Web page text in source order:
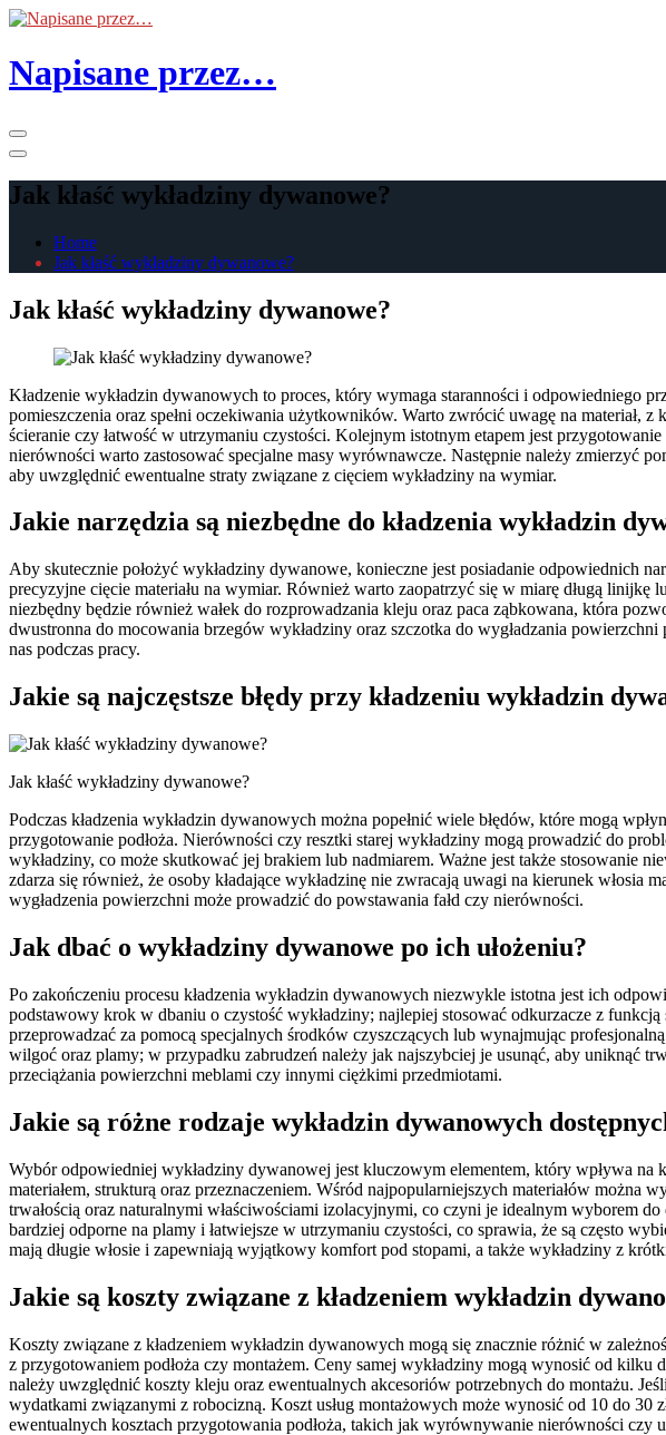
Skip
the
content
Napisane przez…
Jak kłaść wykładziny dywanowe?
Home
Jak kłaść wykładziny dywanowe?
Jak kłaść wykładziny dywanowe?
Kładzenie wykładzin dywanowych to proces, który wymaga staranności i odpowiedniego
pomieszczenia oraz spełni oczekiwania użytkowników. Warto zwrócić uwagę na materiał,
ścieranie czy łatwość w utrzymaniu czystości. Kolejnym istotnym etapem jest
nierówności warto zastosować specjalne masy wyrównawcze. Następnie należy zmierzyć
aby uwzględnić ewentualne straty związane z cięciem wykładziny na wymiar.
Jakie narzędzia są niezbędne do kładzenia wykładzin
Aby skutecznie położyć wykładziny dywanowe, konieczne jest posiadanie odpowiednich
precyzyjne cięcie materiału na wymiar. Również warto zaopatrzyć się w miarę długą
niezbędny będzie również wałek do rozprowadzania kleju oraz paca ząbkowana, która
dwustronna do mocowania brzegów wykładziny oraz szczotka do wygładzania
nas podczas pracy.
Jakie są najczęstsze błędy przy kładzeniu wykładzin
Jak kłaść wykładziny dywanowe?
Podczas kładzenia wykładzin dywanowych można popełnić wiele błędów, które mogą
przygotowanie podłoża. Nierówności czy resztki starej wykładziny mogą prowadzić do
wykładziny, co może skutkować jej brakiem lub nadmiarem. Ważne jest także stosowanie
zdarza się również, że osoby kładające wykładzinę nie zwracają uwagi na kierunek włosia
wygładzenia powierzchni może prowadzić do powstawania fałd czy nierówności.
Jak dbać o wykładziny dywanowe po ich ułożeniu?
Po zakończeniu procesu kładzenia wykładzin dywanowych niezwykle istotna jest ich
podstawowy krok w dbaniu o czystość wykładziny; najlepiej stosować odkurzacze z
przeprowadzać za pomocą specjalnych środków czyszczących lub wynajmując
wilgoć oraz plamy; w przypadku zabrudzeń należy jak najszybciej je usunąć, aby uniknąć
przeciążania powierzchni meblami czy innymi ciężkimi przedmiotami.
Jakie są różne rodzaje wykładzin dywanowych
Wybór odpowiedniej wykładziny dywanowej jest kluczowym elementem, który wpływa
materiałem, strukturą oraz przeznaczeniem. Wśród najpopularniejszych materiałów można
trwałością oraz naturalnymi właściwościami izolacyjnymi, co czyni je idealnym wyborem
bardziej odporne na plamy i łatwiejsze w utrzymaniu czystości, co sprawia, że są często
mają długie włosie i zapewniają wyjątkowy komfort pod stopami, a także wykładziny z
Jakie są koszty związane z kładzeniem wykładzin
Koszty związane z kładzeniem wykładzin dywanowych mogą się znacznie różnić w
z przygotowaniem podłoża czy montażem. Ceny samej wykładziny mogą wynosić od
należy uwzględnić koszty kleju oraz ewentualnych akcesoriów potrzebnych do montażu.
wydatkami związanymi z robocizną. Koszt usług montażowych może wynosić od 10 do
ewentualnych kosztach przygotowania podłoża, takich jak wyrównywanie nierówności czy